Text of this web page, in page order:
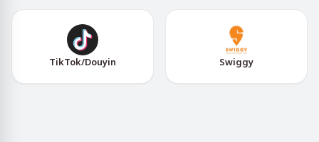
TikTok/Douyin Swiggy